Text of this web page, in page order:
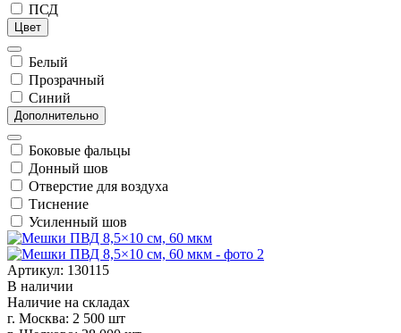
ПСД
Цвет
Белый
Прозрачный
Синий
Дополнительно
Боковые фальцы
Донный шов
Отверстие для воздуха
Тиснение
Усиленный шов
Артикул: 130115
В наличии
Наличие на складах
г. Москва: 2 500 шт